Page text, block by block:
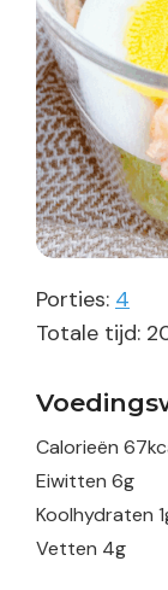
Porties: 4
Totale tijd:
Calorieën 67
Eiwitten 6g
Koolhydraten 1
Vetten 4g